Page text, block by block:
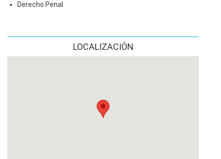
Derecho Penal
LOCALIZACIÓN